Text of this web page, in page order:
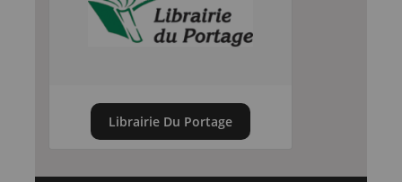
Librairie Du Portage